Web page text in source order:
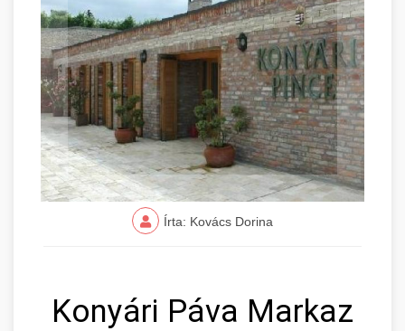
Írta: Kovács Dorina
Konyári Páva Markaz